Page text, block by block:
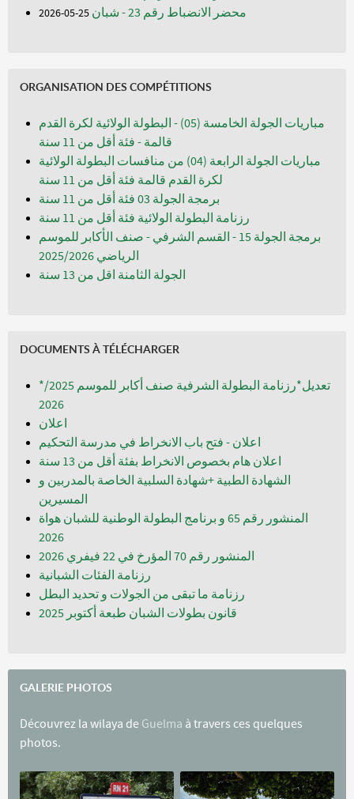
محضر الانضباط رقم 23 - شبان 25-05-2026
ORGANISATION DES COMPÉTITIONS
مباريات الجولة الخامسة (05) - البطولة الولائية لكرة القدم
قالمة - فئة أقل من 11 سنة
مباريات الجولة الرابعة (04) من منافسات البطولة الولائية
لكرة القدم قالمة فئة أقل من 11 سنة
برمجة الجولة 03 فئة أقل من 11 سنة
رزنامة البطولة الولائية فئة أقل من 11 سنة
برمجة الجولة 15 - القسم الشرفي - صنف الأكابر للموسم
الرياضي 2025/2026
الجولة الثامنة اقل من 13 سنة
DOCUMENTS À TÉLÉCHARGER
*تعديل*رزنامة البطولة الشرفية صنف أكابر للموسم 2025/
2026
اعلان
اعلان - فتح باب الانخراط في مدرسة التحكيم
اعلان هام بخصوص الانخراط بفئة أقل من 13 سنة
الشهادة الطبية +شهادة السلبية الخاصة بالمدربين و
المسيرين
المنشور رقم 65 و برنامج البطولة الوطنية للشبان هواة
المنشور رقم 70 المؤرخ في 22 فيفري 2026
رزنامة الفئات الشبانية
رزنامة ما تبقى من الجولات و تحديد البطل
قانون بطولات الشبان طبعة أكتوبر 2025
GALERIE PHOTOS
Découvrez la wilaya de Guelma à travers ces quelques
photos.